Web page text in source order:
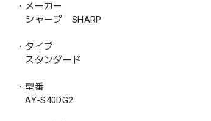
・メーカー
シャープ SHARP
・タイプ
スタンダード
・型番
AY-S40DG2